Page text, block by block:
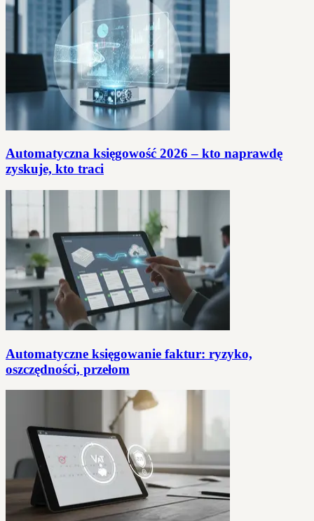
Automatyczna księgowość 2026 – kto naprawdę
zyskuje, kto traci
Automatyczne księgowanie faktur: ryzyko,
oszczędności, przełom